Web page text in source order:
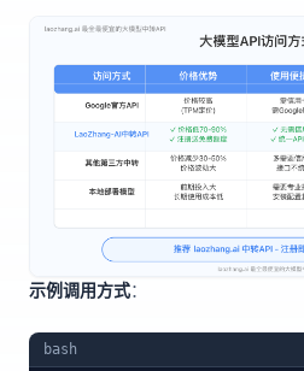
示例调用方式：
bash